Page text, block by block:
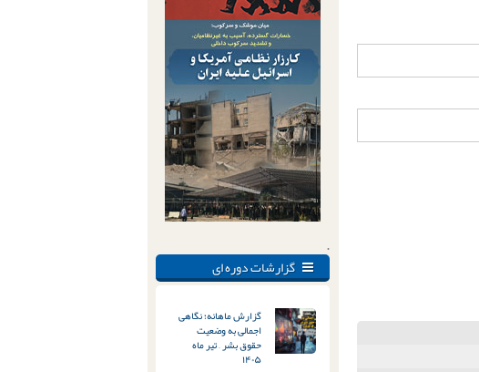
.
گزارشات دوره ای
گزارش ماهانه؛ نگاهی
اجمالی به وضعیت
حقوق بشر – تیر ماه
۱۴۰۵